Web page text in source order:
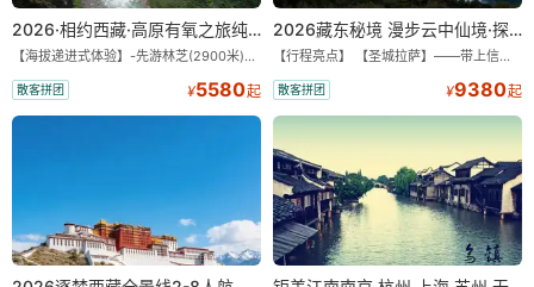
2026·相约西藏·高原有氧之旅纯玩9/11日游
【海拔递进式体验】-先游林芝(2900米)再访拉萨(3650米)，亲测 99%游客零高反 。 【贴心保障】-全程配备便携式制氧机，高反根本不是事儿 ！ 【无人机航拍】-雪山/圣湖/峡谷/古寺民俗深度串联，「随车航拍」大片呈现 。 【特色美食】-石锅鸡热腾腾的烟火气，当地特色烤羊宴，欢快的篝火歌舞 。 【沉浸式体验】-赠送藏装旅拍，夜游布达拉宫，让旅程成为有温度的记忆 。 【绝美风光】-醉美318穿越云端，林芝秘境藏地江南，羊卓雍措上帝打翻的调色盘 。
散客拼团 ¥5580起
2026藏东秘境 漫步云中仙境·探秘世外桃源·纯玩11/13日
【行程亮点】 【圣城拉萨】——带上信心与信仰去西藏，行吟拉萨，感受这座城与生俱来的与众不同！ 【布达拉宫】——集宫殿城堡寺院于一体的宏伟建筑，是西藏最完整的古代宫堡建筑群！ 【巴松措】——西藏首个自然风景类国家5A级旅游风景区 【鲁朗小镇】——藏语龙王谷，神仙居住的地方 【米堆冰川】——中国三大海洋冰川之一 【然乌湖】——静谧然乌，它的静和蓝远近闻名！ 【莲花秘境墨脱】——隐藏的莲花、云里雾里，雪山之下，被称为“中国最后一个世外桃源”。 【雅鲁藏布大峡谷】——世界最深最长的河流峡谷，地球上“最后的秘境”，“最美的伤痕”！ 【索松村】——索松村位于西藏林芝地区，是一个被誉为“藏地最美村庄”的地方！ 【南迦巴瓦峰】——南迦巴瓦峰用“长矛直刺苍穹”形容它，尤其它的日落金山，气吞山河 【特别赠送】——藏装写真、哈达礼遇、缓解高反 便携式氧气1瓶/人
散客拼团 ¥9380起